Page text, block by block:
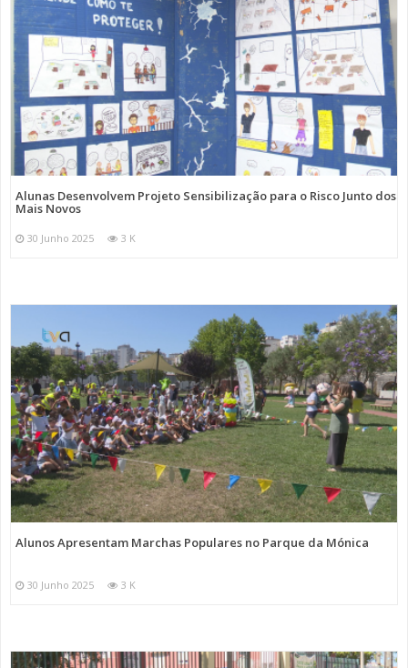
Alunas Desenvolvem Projeto Sensibilização para o Risco Junto dos
Mais Novos
30 Junho 2025 3 K
Alunos Apresentam Marchas Populares no Parque da Mónica
30 Junho 2025 3 K